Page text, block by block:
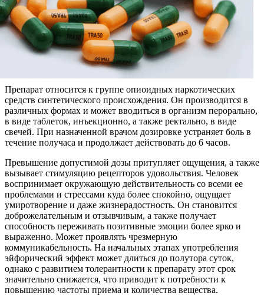
Препарат относится к группе опиоидных наркотических
средств синтетического происхождения. Он производится в
различных формах и может вводиться в организм перорально,
в виде таблеток, инъекционно, а также ректально, в виде
свечей. При назначенной врачом дозировке устраняет боль в
течение получаса и продолжает действовать до 6 часов.
Превышение допустимой дозы притупляет ощущения, а также
вызывает стимуляцию рецепторов удовольствия. Человек
воспринимает окружающую действительность со всеми ее
проблемами и стрессами куда более спокойно, ощущает
умиротворение и даже жизнерадостность. Он становится
доброжелательным и отзывчивым, а также получает
способность переживать позитивные эмоции более ярко и
выраженно. Может проявлять чрезмерную
коммуникабельность. На начальных этапах употребления
эйфорический эффект может длиться до полутора суток,
однако с развитием толерантности к препарату этот срок
значительно снижается, что приводит к потребности к
повышению частоты приема и количества вещества.